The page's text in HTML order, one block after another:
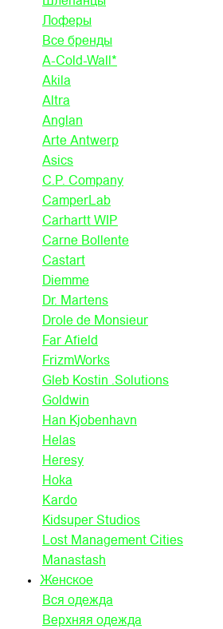
Лоферы
Все бренды
A-Cold-Wall*
Akila
Altra
Anglan
Arte Antwerp
Asics
C.P. Company
CamperLab
Carhartt WIP
Carne Bollente
Castart
Diemme
Dr. Martens
Drole de Monsieur
Far Afield
FrizmWorks
Gleb Kostin .Solutions
Goldwin
Han Kjobenhavn
Helas
Heresy
Hoka
Kardo
Kidsuper Studios
Lost Management Cities
Manastash
Женское
Вся одежда
Верхняя одежда